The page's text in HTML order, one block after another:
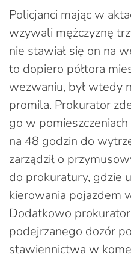
Policjanci mając w
wzywali mężczyznę
nie stawiał się on na
to dopiero półtora
wezwaniu, był wtedy
promila. Prokurator
go w
na 48 godzin do
zarządził o
do prokuratury, gdzie
kierowania pojazdem
Dodatkowo
podejrzanego dozór
stawiennictwa w